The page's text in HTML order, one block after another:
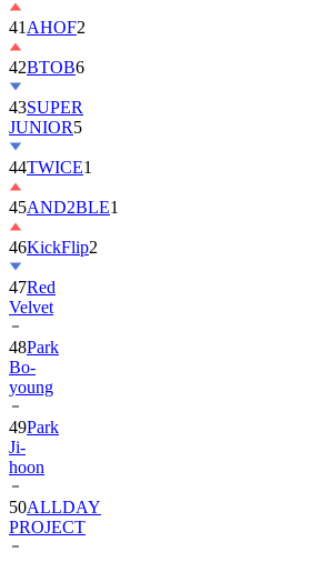
41 AHOF2
42BTOB6
43SUPER
JUNIOR5
44TWICE1
45AND2BLE1
46KickFlip2
47Red
Velvet
48Park
Bo-
young
49Park
Ji-
hoon
50ALLDAY
PROJECT